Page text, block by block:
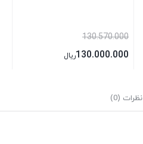
130.570.000
130.000.000ریال
نظرات (0)